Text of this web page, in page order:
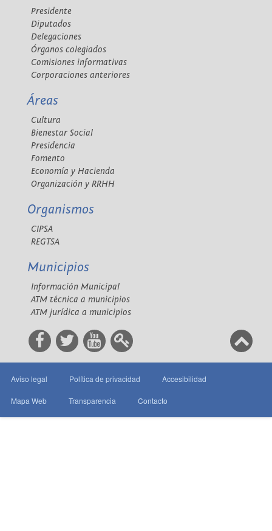
Presidente
Diputados
Delegaciones
Órganos colegiados
Comisiones informativas
Corporaciones anteriores
Áreas
Cultura
Bienestar Social
Presidencia
Fomento
Economía y Hacienda
Organización y RRHH
Organismos
CIPSA
REGTSA
Municipios
Información Municipal
ATM técnica a municipios
ATM jurídica a municipios
Aviso legal Política de privacidad Accesibilidad
Mapa Web Transparencia Contacto